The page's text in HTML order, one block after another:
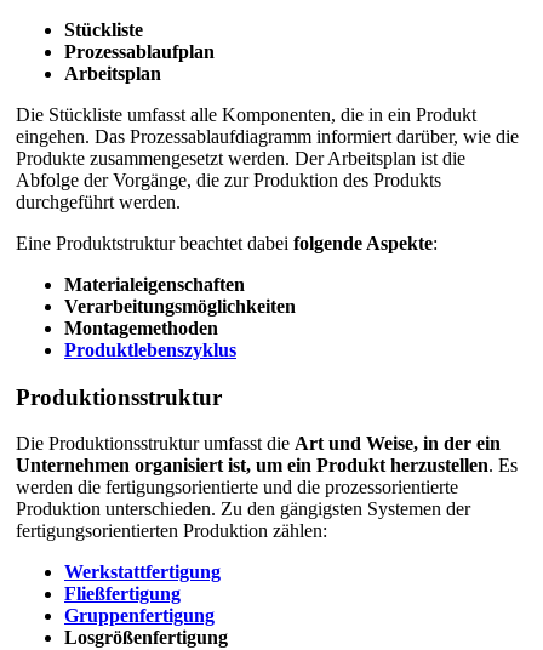
Stückliste
Prozessablaufplan
Arbeitsplan
Die Stückliste umfasst alle Komponenten, die in ein Produkt
eingehen. Das Prozessablaufdiagramm informiert darüber, wie die
Produkte zusammengesetzt werden. Der Arbeitsplan ist die
Abfolge der Vorgänge, die zur Produktion des Produkts
durchgeführt werden.
Eine Produktstruktur beachtet dabei folgende Aspekte:
Materialeigenschaften
Verarbeitungsmöglichkeiten
Montagemethoden
Produktlebenszyklus
Produktionsstruktur
Die Produktionsstruktur umfasst die Art und Weise, in der ein
Unternehmen organisiert ist, um ein Produkt herzustellen. Es
werden die fertigungsorientierte und die prozessorientierte
Produktion unterschieden. Zu den gängigsten Systemen der
fertigungsorientierten Produktion zählen:
Werkstattfertigung
Fließfertigung
Gruppenfertigung
Losgrößenfertigung